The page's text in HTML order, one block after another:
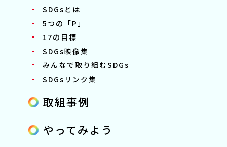
SDGsとは
5つの「P」
17の目標
SDGs映像集
みんなで取り組むSDGs
SDGsリンク集
取組事例
やってみよう